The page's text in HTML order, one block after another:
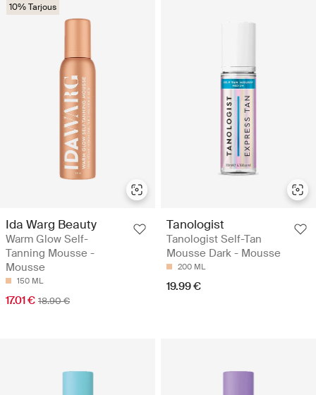
10% Tarjous
Ida Warg Beauty
Warm Glow Self-
Tanning Mousse -
Mousse
150 ML
17.01 € 18.90 €
Tanologist
Tanologist Self-Tan
Mousse Dark - Mousse
200 ML
19.99 €